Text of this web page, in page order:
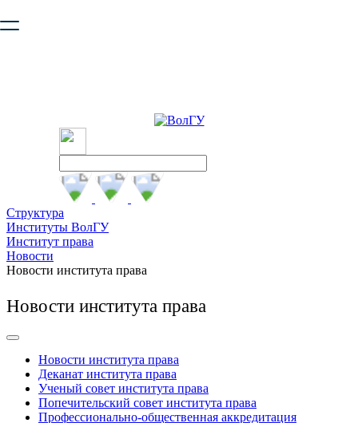
безопасную работу с сайтом. Пожалуйста
Структура
Институты ВолГУ
Институт права
Новости
Новости института права
Новости института права
Новости института права
Деканат института права
Ученый совет института права
Попечительский совет института права
Профессионально-общественная аккредитация